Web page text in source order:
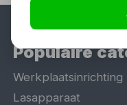
Populaire
Werkplaatsinrichting
Lasapparaat